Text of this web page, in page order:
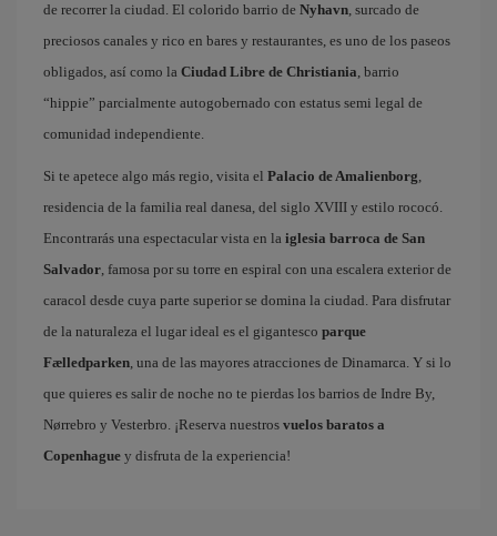
de recorrer la ciudad. El colorido barrio de Nyhavn, surcado de
preciosos canales y rico en bares y restaurantes, es uno de los paseos
obligados, así como la Ciudad Libre de Christiania, barrio
“hippie” parcialmente autogobernado con estatus semi legal de
comunidad independiente.
Si te apetece algo más regio, visita el Palacio de Amalienborg,
residencia de la familia real danesa, del siglo XVIII y estilo rococó.
Encontrarás una espectacular vista en la iglesia barroca de San
Salvador, famosa por su torre en espiral con una escalera exterior de
caracol desde cuya parte superior se domina la ciudad. Para disfrutar
de la naturaleza el lugar ideal es el gigantesco parque
Fælledparken, una de las mayores atracciones de Dinamarca. Y si lo
que quieres es salir de noche no te pierdas los barrios de Indre By,
Nørrebro y Vesterbro. ¡Reserva nuestros vuelos baratos a
Copenhague y disfruta de la experiencia!